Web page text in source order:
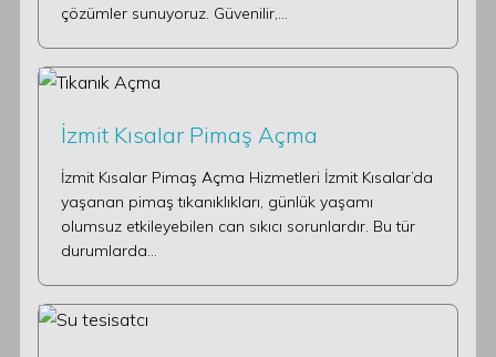
çözümler sunuyoruz. Güvenilir,…
İzmit Kısalar Pimaş Açma
İzmit Kısalar Pimaş Açma Hizmetleri İzmit Kısalar’da
yaşanan pimaş tıkanıklıkları, günlük yaşamı
olumsuz etkileyebilen can sıkıcı sorunlardır. Bu tür
durumlarda…